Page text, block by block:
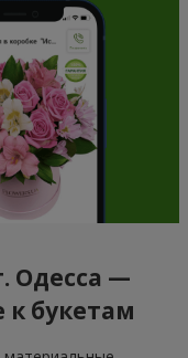
Одесса —
букетам